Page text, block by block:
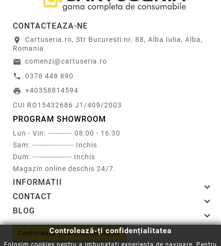
CONTACTEAZA-NE
location_on
Cartuseria.ro, Str Bucuresti nr. 88, Alba Iulia, Alba,
Romania
email comenzi@cartuseria.ro
call 0376 448 890
print +40358814594
CUI RO15432686 J1/409/2003
PROGRAM SHOWROOM
Lun - Vin: ---------- 08:00 - 16:30
Sam: ----------------- Inchis
Dum: ---------------- Inchis
Magazin online deschis 24/7.
INFORMATII 
CONTACT 
BLOG 
Controlează-ți confidențialitatea
Controlează-ți confidențialitatea
Folosim cookies pentru a imbunatati experienta de navigare. Pentru